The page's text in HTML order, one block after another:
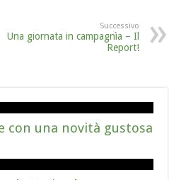
Successivo
Una giornata in campagnìa – Il
Report!
con una novità gustosa